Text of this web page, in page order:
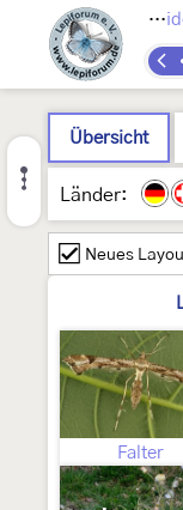
Übersicht
Länder:
Neues
Falter